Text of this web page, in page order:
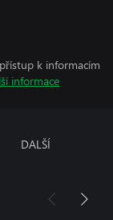
k informacím
informace
DALŠÍ